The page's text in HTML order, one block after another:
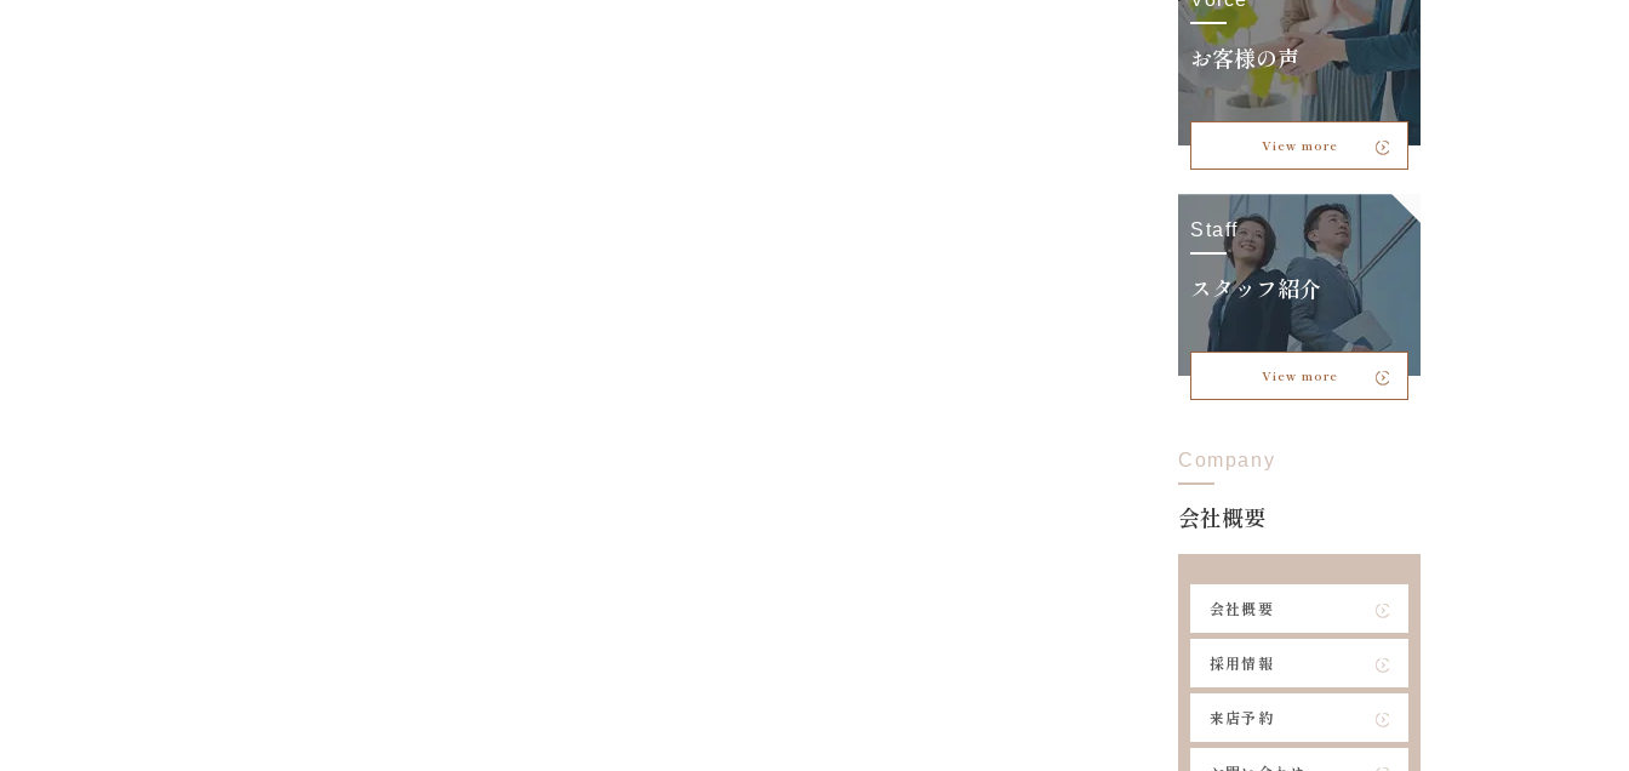
お客様の声
View more
Staff
スタッフ紹介
View more
Company
会社概要
会社概要
採用情報
来店予約